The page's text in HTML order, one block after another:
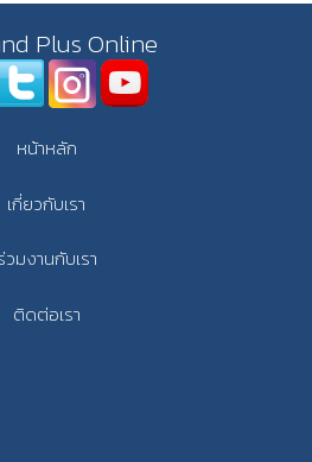
Plus Online
หน้าหลัก
เกี่ยวกับเรา
วมงานกับเรา
ติดต่อเรา